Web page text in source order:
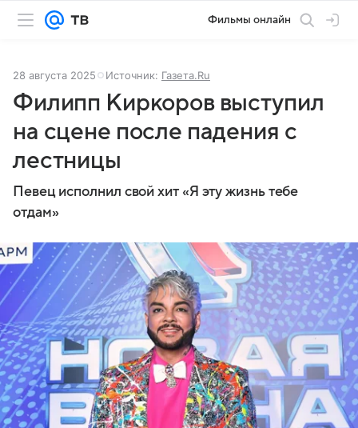
Фильмы онлайн
28 августа 2025 Источник: Газета.Ru
Филипп Киркоров выступил
на сцене после падения с
лестницы
Певец исполнил свой хит «Я эту жизнь тебе
отдам»